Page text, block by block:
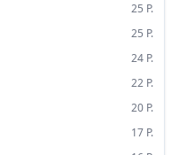
25 P.
25 P.
24 P.
22 P.
20 P.
17 P.